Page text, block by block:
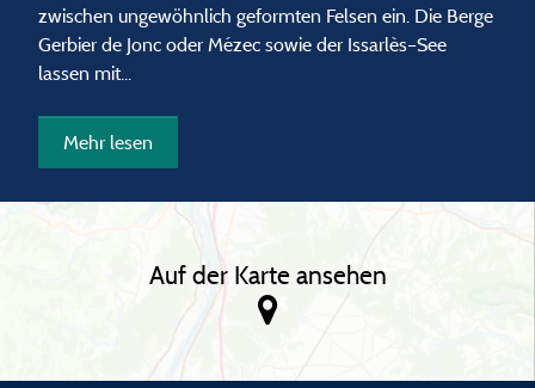
zwischen ungewöhnlich geformten Felsen ein. Die Berge
Gerbier de Jonc oder Mézec sowie der Issarlès–See
lassen mit...
Mehr lesen
Auf der Karte ansehen